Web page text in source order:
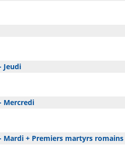
Jeudi
Mercredi
Mardi + Premiers martyrs romains